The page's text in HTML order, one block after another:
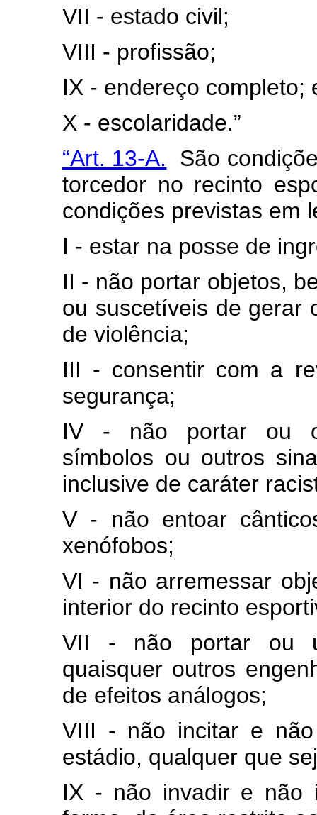
VII - estado civil;
VIII - profissão;
IX - endereço completo;
X - escolaridade.”
“Art. 13-A. São
torcedor no recinto
condições previstas
I - estar na posse de
II - não portar objetos,
ou suscetíveis de gerar
de violência;
III - consentir com a
segurança;
IV - não portar ou
símbolos ou outros
inclusive de caráter
V - não entoar
xenófobos;
VI - não arremessar
interior do recinto
VII - não portar ou
quaisquer outros
de efeitos análogos;
VIII - não incitar e
estádio, qualquer que
IX - não invadir e não